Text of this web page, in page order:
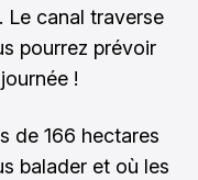
Le canal traverse
pourrez prévoir
!
de 166 hectares
balader et où les